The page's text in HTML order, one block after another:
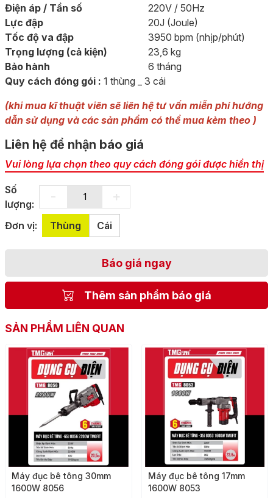
Điện áp / Tần số
220V / 50Hz
Lực đập
20J (Joule)
Tốc độ va đập
3950 bpm (nhịp/phút)
Trọng lượng (cả kiện)
23,6 kg
Bảo hành
6 tháng
Quy cách đóng gói : 1 thùng _ 3 cái
(khi mua kĩ thuật viên sẽ liên hệ tư vấn miễn phí hướng
dẫn sử dụng và các sản phẩm có thể mua kèm theo )
Liên hệ để nhận báo giá
Vui lòng lựa chọn theo quy cách đóng gói được hiển thị
Số
lượng:
Đơn vị: Thùng Cái
Báo giá ngay
Thêm sản phẩm báo giá
SẢN PHẨM LIÊN QUAN
Máy đục bê tông 30mm
1600W 8056
Máy đục bê tông 17mm
1600W 8053